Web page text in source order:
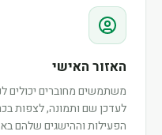
האזור האישי
משתמשים מחוברים יכולים
לעדכן שם ותמונה, לצפות
הפעילות וההישגים שלהם